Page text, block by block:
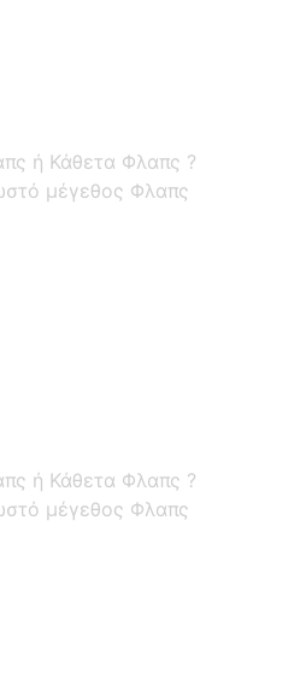
ή Κάθετα Φλαπς ?
μέγεθος Φλαπς
ή Κάθετα Φλαπς ?
μέγεθος Φλαπς